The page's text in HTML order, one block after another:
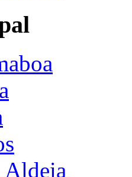
Aldeia